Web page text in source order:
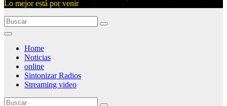
Lo mejor está por venir
Home
Noticias
online
Sintonizar Radios
Streaming video